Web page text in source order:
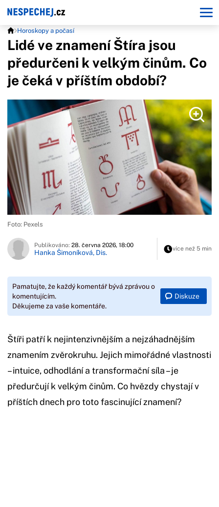
Horoskopy a počasí
Lidé ve znamení Štíra jsou
předurčeni k velkým činům. Co
je čeká v příštím období?
Foto: Pexels
Publikováno: 28. června 2026, 18:00
Hanka Šimoníková, Dis. více než 5 min
Pamatujte, že každý komentář bývá zprávou o
komentujícím.
Děkujeme za vaše komentáře.
Diskuze
Štíři patří k nejintenzivnějším a nejzáhadnějším
znamením zvěrokruhu. Jejich mimořádné vlastnosti
– intuice, odhodlání a transformační síla – je
předurčují k velkým činům. Co hvězdy chystají v
příštích dnech pro toto fascinující znamení?